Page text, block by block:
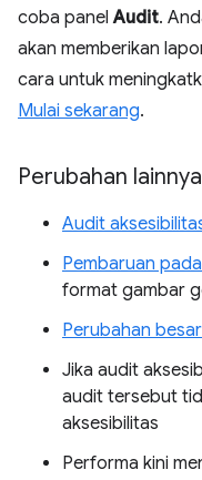
coba panelAudit.
akan memberikan
cara untuk
Mulai sekarang.
Perubahan lainnya
Audit
Pembaruan
format gambar
Perubahan
Jika audit
audit tersebut
aksesibilitas
Performa kini